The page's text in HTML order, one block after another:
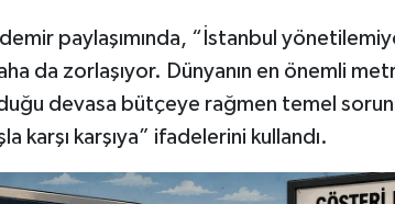
paylaşımında, “İstanbul
da zorlaşıyor. Dünyanın en önemli
devasa bütçeye rağmen temel
karşı karşıya” ifadelerini kullandı.